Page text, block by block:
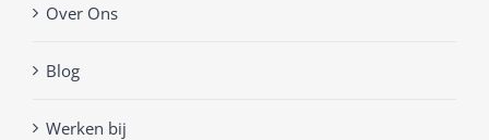
Over Ons
Blog
Werken bij